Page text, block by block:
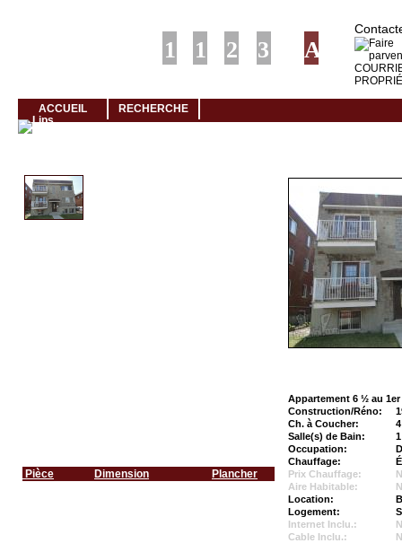
ACCUEIL RECHERCHE
Pièce Dimension Plancher
Appartement 6 ½ au 1er
Construction/Réno:
Ch. à Coucher:
4
Salle(s) de Bain:
1
Occupation:
Chauffage:
Prix Chauffage:
Aire Habitable:
Location:
Logement:
Internet Inclu.:
Cable Inclu.: